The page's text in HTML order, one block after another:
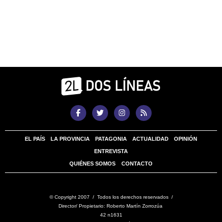
EL PAÍS LA PROVINCIA PATAGONIA ACTUALIDAD OPINIÓN
ENTREVISTA
QUIÉNES SOMOS CONTACTO
© Copyright 2007 / Todos los derechos reservados /
Director/ Propietario: Roberto Martín Zorrozúa
42 n1631